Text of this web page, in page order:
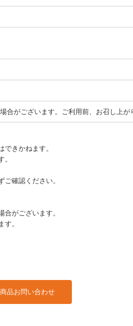
がございます。ご利用前、お召し上
きかねます。
確認ください。
がございます。
。
商品お問い合わせ